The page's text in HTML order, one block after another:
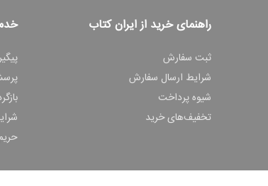
راهنمای خرید از ایران کتاب
ثبت سفارش
شرایط ارسال سفارش
شیوه پرداخت
تخفیف‌های خرید